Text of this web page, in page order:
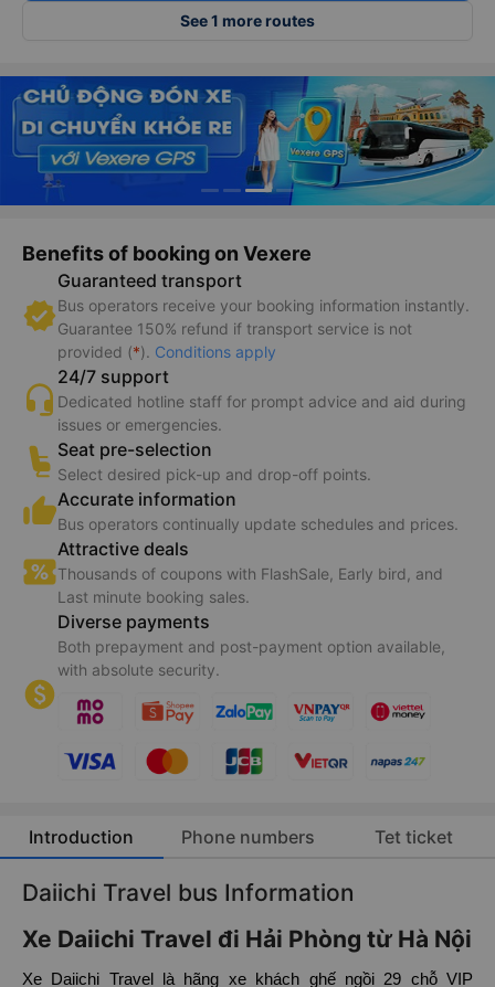
See 1 more routes
Benefits of booking on Vexere
Guaranteed transport
Bus operators receive your booking information instantly.
Guarantee 150% refund if transport service is not
provided (*). Conditions apply
24/7 support
Dedicated hotline staff for prompt advice and aid during
issues or emergencies.
Seat pre-selection
Select desired pick-up and drop-off points.
Accurate information
Bus operators continually update schedules and prices.
Attractive deals
Thousands of coupons with FlashSale, Early bird, and
Last minute booking sales.
Diverse payments
Both prepayment and post-payment option available,
with absolute security.
Introduction Phone numbers Tet ticket
Daiichi Travel bus Information
Xe Daiichi Travel đi Hải Phòng từ Hà Nội
Xe Daiichi Travel là hãng xe khách ghế ngồi 29 chỗ VIP